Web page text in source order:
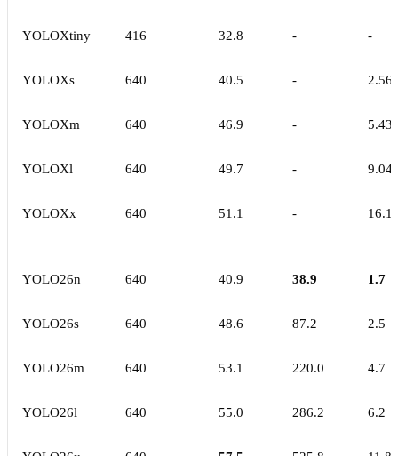
YOLOXtiny 416 32.8 - -
YOLOXs 640 40.5 - 2.56
YOLOXm 640 46.9 - 5.43
YOLOXl 640 49.7 - 9.04
YOLOXx 640 51.1 - 16.1
YOLO26n 640 40.9 38.9 1.7
YOLO26s 640 48.6 87.2 2.5
YOLO26m 640 53.1 220.0 4.7
YOLO26l 640 55.0 286.2 6.2